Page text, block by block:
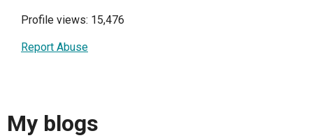
Profile views: 15,476
Report Abuse
My blogs